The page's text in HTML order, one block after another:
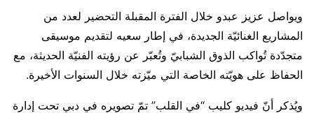
ويواصل عزيز عبدو خلال الفترة المقبلة التحضير لعدد من
المشاريع الغنائيّة الجديدة، في إطار سعيه لتقديم موسيقى
متجدّدة تُواكب الذوق الشبابيّ وتُعبّر عن رؤيته الفنيّة الحديثة، مع
الحفاظ على هويّته الخاصة التي ميّزته خلال السنوات الأخيرة.
ويُذكر أنّ فيديو كليب “في القلب” تمّ تصويره في دبي تحت إدارة